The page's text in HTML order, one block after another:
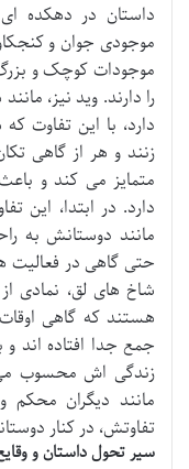
داستان در دهکده
موجودی جوان و
موجودات کوچک و
را دارند. وید نیز،
دارد، با این تفاوت
زنند و هر از گاهی
متمایز می کند و
دارد. در ابتدا، این
مانند دوستانش به
حتی گاهی در فعالیت
شاخ های لق، نمادی
هستند که گاهی
جمع جدا افتاده اند
زندگی اش محسوب می
مانند دیگران محکم
تفاوتش، در کنار
سیر تحول داستان و